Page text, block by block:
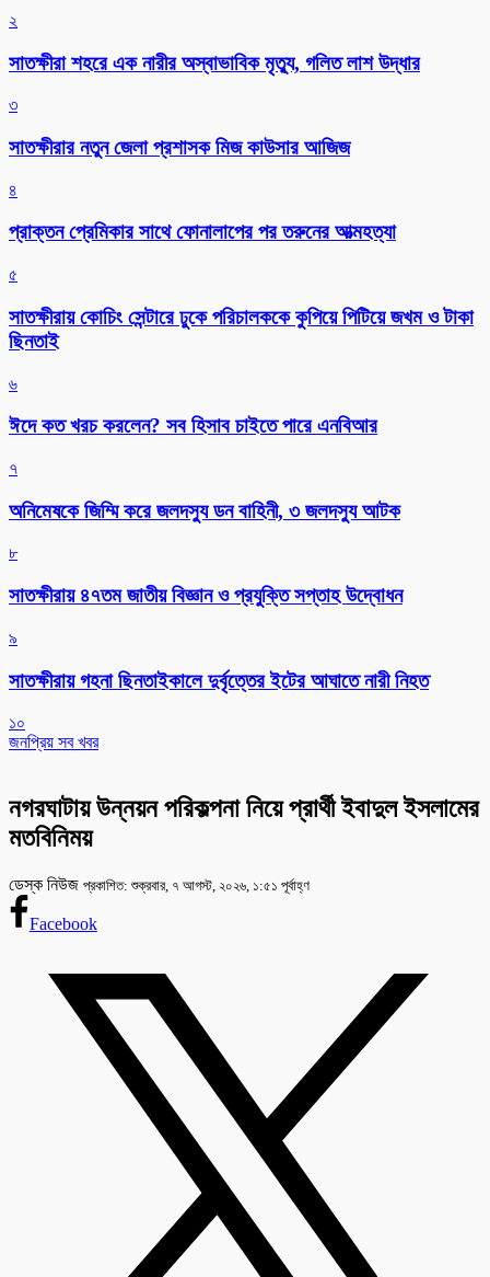
২
সাতক্ষীরা শহরে এক নারীর অস্বাভাবিক মৃত্যু, গলিত লাশ উদ্ধার
৩
সাতক্ষীরার নতুন জেলা প্রশাসক মিজ কাউসার আজিজ
৪
প্রাক্তন প্রেমিকার সাথে ফোনালাপের পর তরুনের আত্মহত্যা
৫
সাতক্ষীরায় কোচিং সেন্টারে ঢুকে পরিচালককে কুপিয়ে পিটিয়ে জখম ও টাকা
ছিনতাই
৬
ঈদে কত খরচ করলেন? সব হিসাব চাইতে পারে এনবিআর
৭
অনিমেষকে জিম্মি করে জলদস্যু ডন বাহিনী, ৩ জলদস্যু আটক
৮
সাতক্ষীরায় ৪৭তম জাতীয় বিজ্ঞান ও প্রযুক্তি সপ্তাহ উদ্বোধন
৯
সাতক্ষীরায় গহনা ছিনতাইকালে দুর্বৃত্তের ইটের আঘাতে নারী নিহত
১০
জনপ্রিয় সব খবর
নগরঘাটায় উন্নয়ন পরিকল্পনা নিয়ে প্রার্থী ইবাদুল ইসলামের
মতবিনিময়
ডেস্ক নিউজ প্রকাশিত: শুক্রবার, ৭ আগস্ট, ২০২৬, ১:৫১ পূর্বাহ্ণ
Facebook